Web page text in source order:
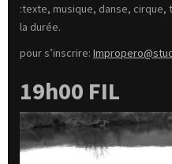
:texte, musique, danse,
la durée.
pour s’inscrire:
19h00 FIL